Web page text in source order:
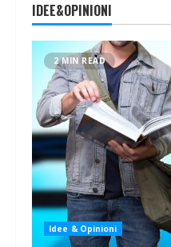
IDEE&OPINIONI
2 MIN READ
Idee & Opinioni